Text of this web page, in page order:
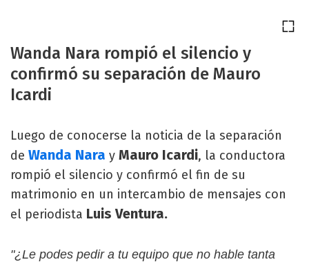
Wanda Nara rompió el silencio y
confirmó su separación de Mauro
Icardi
Luego de conocerse la noticia de la separación
de Wanda Nara y Mauro Icardi, la conductora
rompió el silencio y confirmó el fin de su
matrimonio en un intercambio de mensajes con
el periodista Luis Ventura.
"¿Le podes pedir a tu equipo que no hable tanta